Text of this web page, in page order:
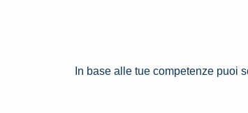
In base alle tue competenze puoi